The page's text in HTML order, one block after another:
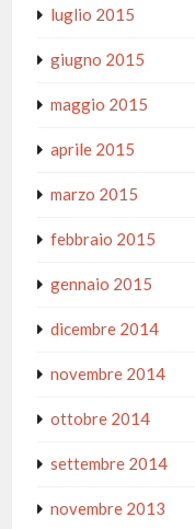
luglio 2015
giugno 2015
maggio 2015
aprile 2015
marzo 2015
febbraio 2015
gennaio 2015
dicembre 2014
novembre 2014
ottobre 2014
settembre 2014
novembre 2013